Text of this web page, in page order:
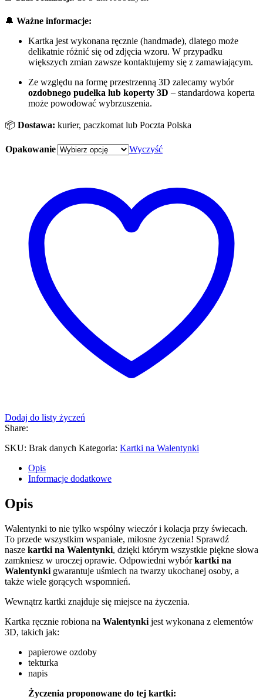
🔔 Ważne informacje:
Kartka jest wykonana ręcznie (handmade), dlatego może
delikatnie różnić się od zdjęcia wzoru. W przypadku
większych zmian zawsze kontaktujemy się z zamawiającym.
Ze względu na formę przestrzenną 3D zalecamy wybór
ozdobnego pudełka lub koperty 3D – standardowa koperta
może powodować wybrzuszenia.
📦 Dostawa: kurier, paczkomat lub Poczta Polska
Opakowanie Wyczyść
Dodaj do listy życzeń
Share:
SKU: Brak danych Kategoria: Kartki na Walentynki
Opis
Informacje dodatkowe
Opis
Walentynki to nie tylko wspólny wieczór i kolacja przy świecach.
To przede wszystkim wspaniałe, miłosne życzenia! Sprawdź
nasze kartki na Walentynki, dzięki którym wszystkie piękne słowa
zamkniesz w uroczej oprawie. Odpowiedni wybórkartki na
Walentynki gwarantuje uśmiech na twarzy ukochanej osoby, a
także wiele gorących wspomnień.
Wewnątrz kartki znajduje się miejsce na życzenia.
Kartka ręcznie robiona na Walentynki jest wykonana z elementów
3D, takich jak:
papierowe ozdoby
tekturka
napis
Życzenia proponowane do tej kartki: